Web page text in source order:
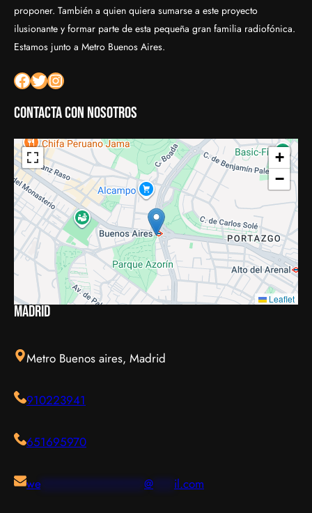
proponer. También a quien quiera sumarse a este proyecto
ilusionante y formar parte de esta pequeña gran familia radiofónica.
Estamos junto a Metro Buenos Aires.
Facebook Twitter Instagram
Contacta con nosotros
+
−
Leaflet
Madrid
Metro Buenos aires, Madrid
910223941
651695970
we*************** @ il.com